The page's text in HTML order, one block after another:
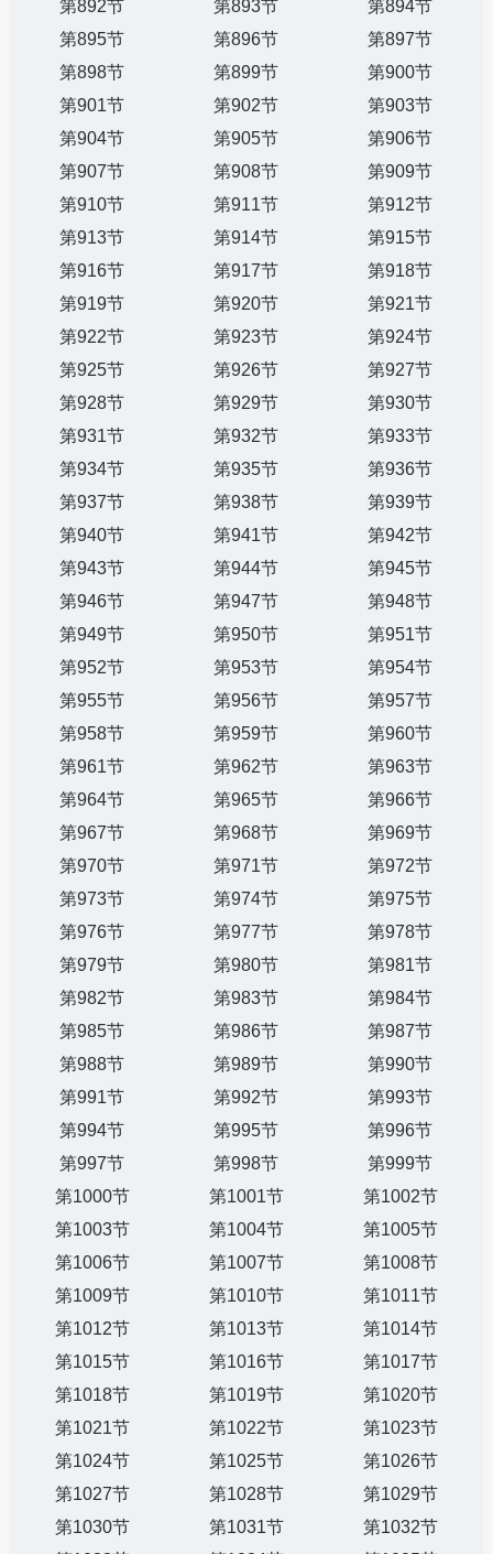
第892节
第893节
第894节
第895节
第896节
第897节
第898节
第899节
第900节
第901节
第902节
第903节
第904节
第905节
第906节
第907节
第908节
第909节
第910节
第911节
第912节
第913节
第914节
第915节
第916节
第917节
第918节
第919节
第920节
第921节
第922节
第923节
第924节
第925节
第926节
第927节
第928节
第929节
第930节
第931节
第932节
第933节
第934节
第935节
第936节
第937节
第938节
第939节
第940节
第941节
第942节
第943节
第944节
第945节
第946节
第947节
第948节
第949节
第950节
第951节
第952节
第953节
第954节
第955节
第956节
第957节
第958节
第959节
第960节
第961节
第962节
第963节
第964节
第965节
第966节
第967节
第968节
第969节
第970节
第971节
第972节
第973节
第974节
第975节
第976节
第977节
第978节
第979节
第980节
第981节
第982节
第983节
第984节
第985节
第986节
第987节
第988节
第989节
第990节
第991节
第992节
第993节
第994节
第995节
第996节
第997节
第998节
第999节
第1000节
第1001节
第1002节
第1003节
第1004节
第1005节
第1006节
第1007节
第1008节
第1009节
第1010节
第1011节
第1012节
第1013节
第1014节
第1015节
第1016节
第1017节
第1018节
第1019节
第1020节
第1021节
第1022节
第1023节
第1024节
第1025节
第1026节
第1027节
第1028节
第1029节
第1030节
第1031节
第1032节